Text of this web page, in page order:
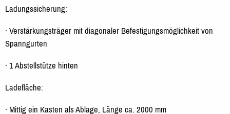
Ladungssicherung:
· Verstärkungsträger mit diagonaler Befestigungsmöglichkeit von
Spanngurten
· 1 Abstellstütze hinten
Ladefläche:
· Mittig ein Kasten als Ablage, Länge ca. 2000 mm